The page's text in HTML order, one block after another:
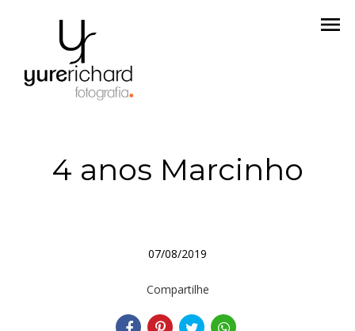
menu
4 anos Marcinho
07/08/2019
Compartilhe